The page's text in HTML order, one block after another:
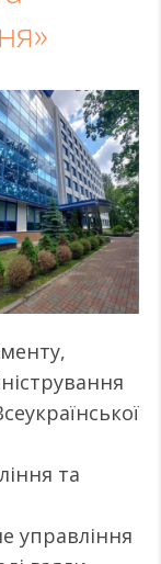
та
управління